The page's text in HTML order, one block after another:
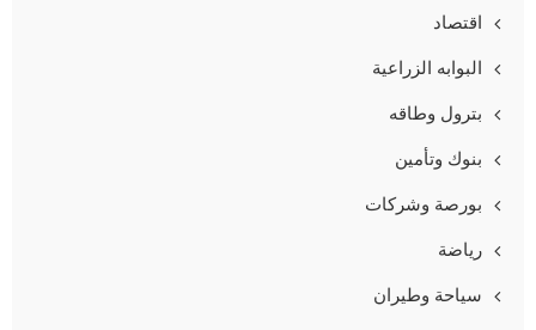
اقتصاد
البوابه الزراعية
بترول وطاقه
بنوك وتأمين
بورصة وشركات
رياضة
سياحة وطيران